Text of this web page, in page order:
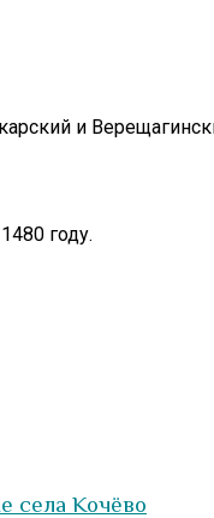
и
году.
села Кочёво